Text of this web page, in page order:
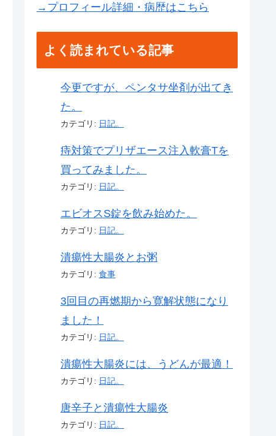
→プロフィール詳細・病歴はこちら
よく読まれている記事
今更ですが、ペンタサ坐剤が出てき
た。
カテゴリ: 日記。
痔対策でプリザエース注入軟膏Tを
買ってみました。
カテゴリ: 日記。
エビオスS錠を飲み始めた。
カテゴリ: 日記。
潰瘍性大腸炎とお粥
カテゴリ: 食事
3回目の再燃期から寛解状態になり
ました！
カテゴリ: 日記。
潰瘍性大腸炎には、うどんが最適！
カテゴリ: 日記。
唐辛子と潰瘍性大腸炎
カテゴリ: 日記。